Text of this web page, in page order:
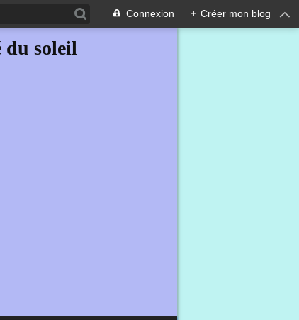
Connexion + Créer mon blog
soleil